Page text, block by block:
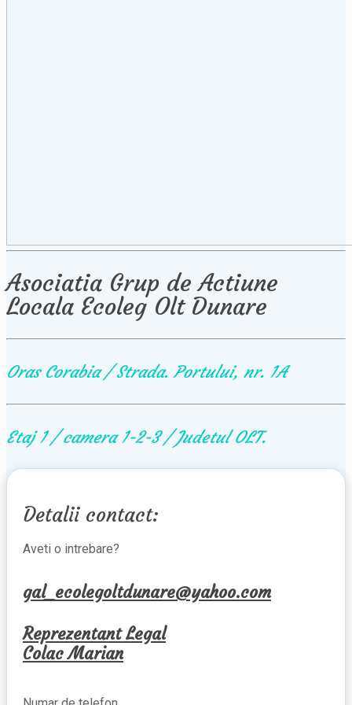
Asociatia Grup de Actiune
Locala Ecoleg Olt Dunare
Oras Corabia / Strada. Portului, nr. 1A
Etaj 1 / camera 1-2-3 / Judetul OLT.
Detalii contact:
Aveti o intrebare?
gal_ecolegoltdunare@yahoo.com
Reprezentant Legal
Colac Marian